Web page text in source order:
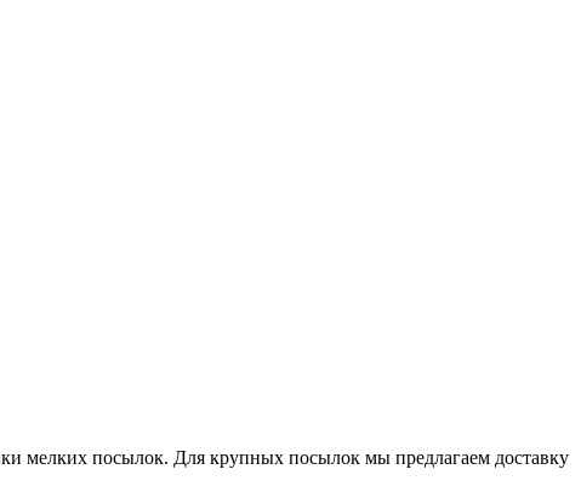
мелких посылок. Для крупных посылок мы предлагаем доставку